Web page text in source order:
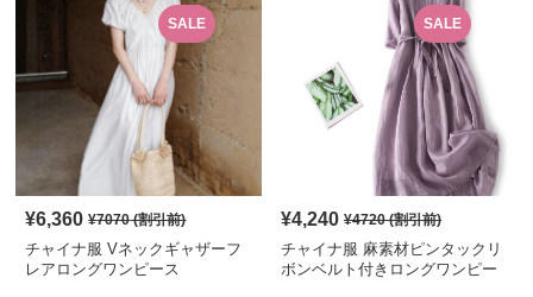
SALE
¥6,360 ¥7070(割引前)
チャイナ服 Vネックギャザーフ
レアロングワンピース
SALE
¥4,240 ¥4720(割引前)
チャイナ服 麻素材ピンタックリ
ボンベルト付きロングワンピー